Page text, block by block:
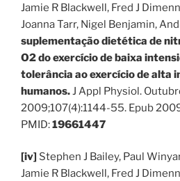
Jamie R Blackwell, Fred J
Joanna Tarr, Nigel Benjamin,
suplementação dietética de
O2 do exercício de baixa
tolerância ao exercício de alta
humanos.J Appl Physiol.
2009;107(4):1144-55. Epub
PMID:19661447
[iv] Stephen J Bailey, Paul
Jamie R Blackwell, Fred J